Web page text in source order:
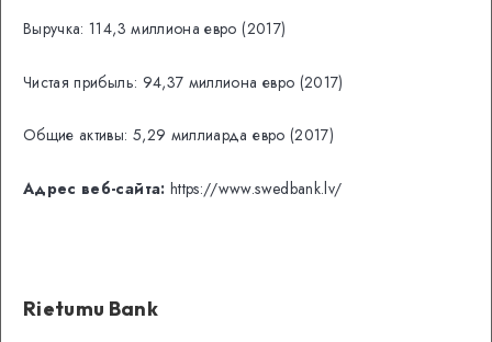
Выручка: 114,3 миллиона евро (2017)
Чистая прибыль: 94,37 миллиона евро (2017)
Общие активы: 5,29 миллиарда евро (2017)
Адрес веб-сайта: https://www.swedbank.lv/
Rietumu Bank